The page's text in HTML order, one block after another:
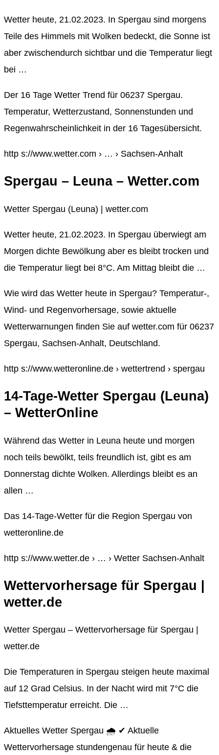
Wetter heute, 21.02.2023. In Spergau sind morgens
Teile des Himmels mit Wolken bedeckt, die Sonne ist
aber zwischendurch sichtbar und die Temperatur liegt
bei …
Der 16 Tage Wetter Trend für 06237 Spergau.
Temperatur, Wetterzustand, Sonnenstunden und
Regenwahrscheinlichkeit in der 16 Tagesübersicht.
http s://www.wetter.com › … › Sachsen-Anhalt
Spergau – Leuna – Wetter.com
Wetter Spergau (Leuna) | wetter.com
Wetter heute, 21.02.2023. In Spergau überwiegt am
Morgen dichte Bewölkung aber es bleibt trocken und
die Temperatur liegt bei 8°C. Am Mittag bleibt die …
Wie wird das Wetter heute in Spergau? Temperatur-,
Wind- und Regenvorhersage, sowie aktuelle
Wetterwarnungen finden Sie auf wetter.com für 06237
Spergau, Sachsen-Anhalt, Deutschland.
http s://www.wetteronline.de › wettertrend › spergau
14-Tage-Wetter Spergau (Leuna)
– WetterOnline
Während das Wetter in Leuna heute und morgen
noch teils bewölkt, teils freundlich ist, gibt es am
Donnerstag dichte Wolken. Allerdings bleibt es an
allen …
Das 14-Tage-Wetter für die Region Spergau von
wetteronline.de
http s://www.wetter.de › … › Wetter Sachsen-Anhalt
Wettervorhersage für Spergau |
wetter.de
Wetter Spergau – Wettervorhersage für Spergau |
wetter.de
Die Temperaturen in Spergau steigen heute maximal
auf 12 Grad Celsius. In der Nacht wird mit 7°C die
Tiefsttemperatur erreicht. Die …
Aktuelles Wetter Spergau 🌧️ ✔ Aktuelle
Wettervorhersage stundengenau für heute & die